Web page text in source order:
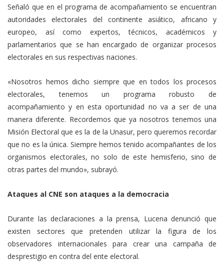
Señaló que en el programa de acompañamiento se encuentran
autoridades electorales del continente asiático, africano y
europeo, así como expertos, técnicos, académicos y
parlamentarios que se han encargado de organizar procesos
electorales en sus respectivas naciones.
«Nosotros hemos dicho siempre que en todos los procesos
electorales, tenemos un programa robusto de
acompañamiento y en esta oportunidad no va a ser de una
manera diferente. Recordemos que ya nosotros tenemos una
Misión Electoral que es la de la Unasur, pero queremos recordar
que no es la única. Siempre hemos tenido acompañantes de los
organismos electorales, no solo de este hemisferio, sino de
otras partes del mundo», subrayó.
Ataques al CNE son ataques a la democracia
Durante las declaraciones a la prensa, Lucena denunció que
existen sectores que pretenden utilizar la figura de los
observadores internacionales para crear una campaña de
desprestigio en contra del ente electoral.